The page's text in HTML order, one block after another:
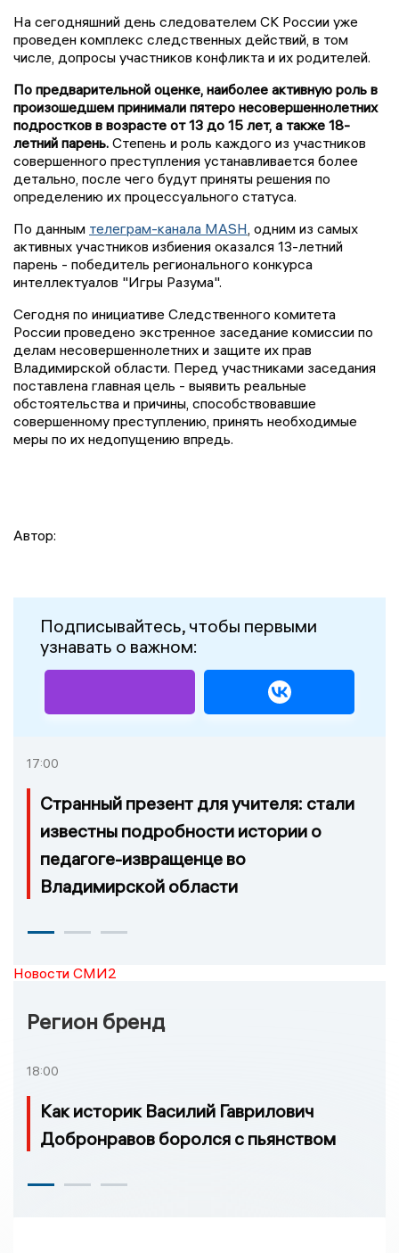
На сегодняшний день следователем СК России уже
проведен комплекс следственных действий, в том
числе, допросы участников конфликта и их родителей.
По предварительной оценке, наиболее активную роль в
произошедшем принимали пятеро несовершеннолетних
подростков в возрасте от 13 до 15 лет, а также 18-
летний парень. Степень и роль каждого из участников
совершенного преступления устанавливается более
детально, после чего будут приняты решения по
определению их процессуального статуса.
По данным телеграм-канала MASH, одним из самых
активных участников избиения оказался 13-летний
парень - победитель регионального конкурса
интеллектуалов "Игры Разума".
Сегодня по инициативе Следственного комитета
России проведено экстренное заседание комиссии по
делам несовершеннолетних и защите их прав
Владимирской области. Перед участниками заседания
поставлена главная цель - выявить реальные
обстоятельства и причины, способствовавшие
совершенному преступлению, принять необходимые
меры по их недопущению впредь.
Автор:
Подписывайтесь, чтобы первыми
узнавать о важном:
17:00
Странный презент для учителя: стали
известны подробности истории о
педагоге-извращенце во
Владимирской области
Новости СМИ2
Регион бренд
18:00
Как историк Василий Гаврилович
Добронравов боролся с пьянством